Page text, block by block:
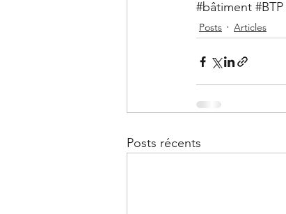
#bâtiment #BTP
Posts Articles
Posts récents